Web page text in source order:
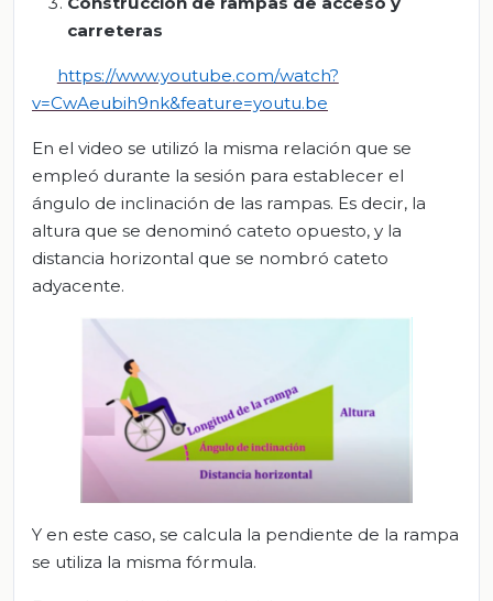
carreteras
https://www.youtube.com/watch?
v=CwAeubih9nk&feature=youtu.be
En el video se utilizó la misma relación que se
empleó durante la sesión para establecer el
ángulo de inclinación de las rampas. Es decir, la
altura que se denominó cateto opuesto, y la
distancia horizontal que se nombró cateto
adyacente.
Y en este caso, se calcula la pendiente de la rampa
se utiliza la misma fórmula.